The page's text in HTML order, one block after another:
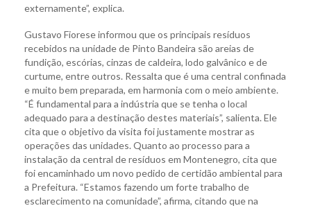
externamente”, explica.
Gustavo Fiorese informou que os principais resíduos
recebidos na unidade de Pinto Bandeira são areias de
fundição, escórias, cinzas de caldeira, lodo galvânico e de
curtume, entre outros. Ressalta que é uma central confinada
e muito bem preparada, em harmonia com o meio ambiente.
“É fundamental para a indústria que se tenha o local
adequado para a destinação destes materiais”, salienta. Ele
cita que o objetivo da visita foi justamente mostrar as
operações das unidades. Quanto ao processo para a
instalação da central de resíduos em Montenegro, cita que
foi encaminhado um novo pedido de certidão ambiental para
a Prefeitura. “Estamos fazendo um forte trabalho de
esclarecimento na comunidade”, afirma, citando que na